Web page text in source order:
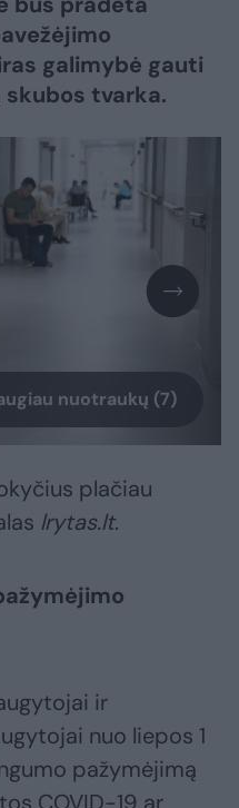
galimybė gauti
tvarka.
nuotraukų (7)
plačiau
lrytas.lt.
ir
nuo liepos 1
pažymėjimą